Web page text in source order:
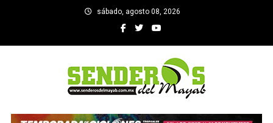
sábado, agosto 08, 2026
SENDEROS DEL MAYAB